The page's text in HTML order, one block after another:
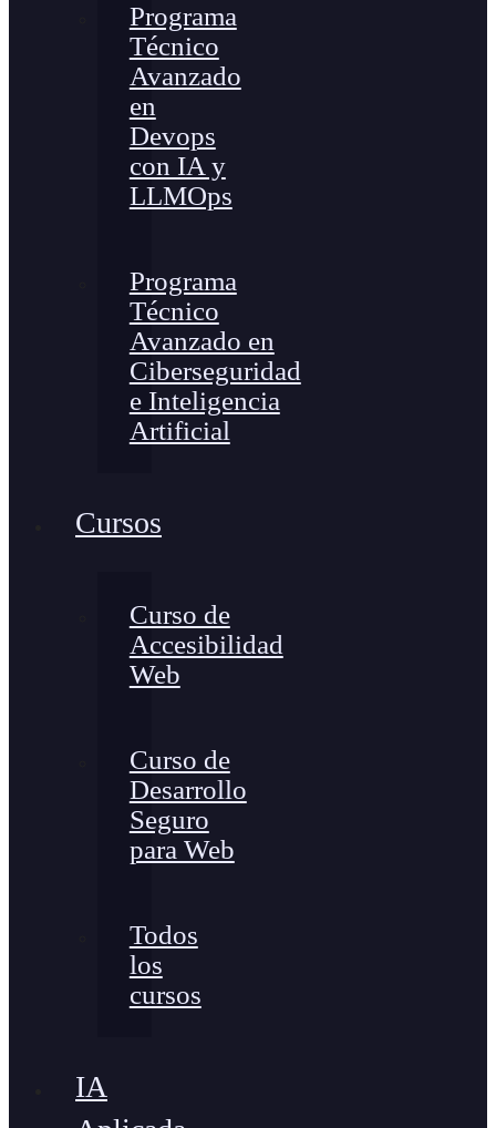
Programa
Técnico
Avanzado
en
Devops
con IA y
LLMOps
Programa
Técnico
Avanzado en
Ciberseguridad
e Inteligencia
Artificial
Cursos
Curso de
Accesibilidad
Web
Curso de
Desarrollo
Seguro
para Web
Todos
los
cursos
IA